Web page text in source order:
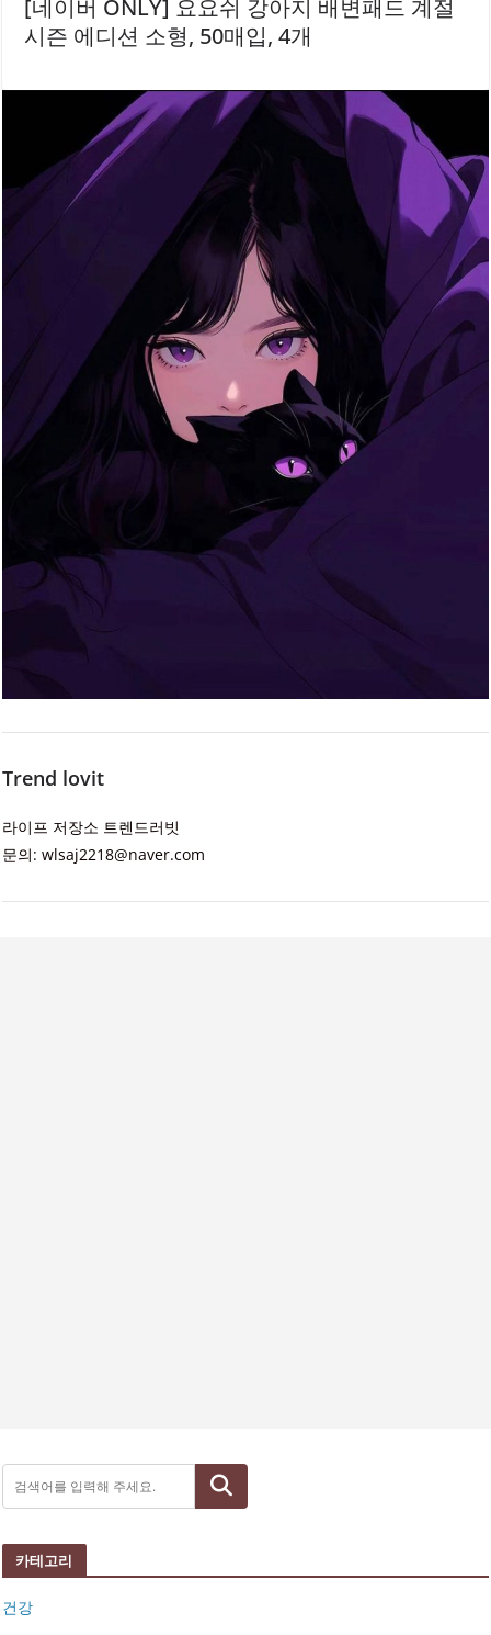
[네이버 ONLY] 요요쉬 강아지 배변패드 계절
시즌 에디션 소형, 50매입, 4개
Trend lovit
라이프 저장소 트렌드러빗
문의: wlsaj2218@naver.com
검색
카테고리
건강